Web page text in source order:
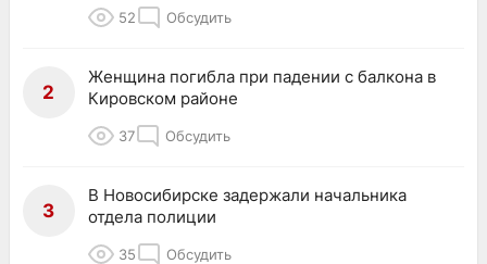
52 Обсудить
2
Женщина погибла при падении с балкона в
Кировском районе
37 Обсудить
3
В Новосибирске задержали начальника
отдела полиции
35 Обсудить